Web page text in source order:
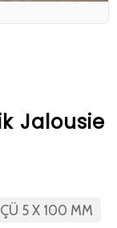
Jalousie
5 X 100 MM